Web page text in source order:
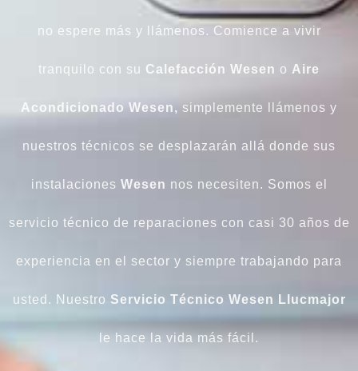
no espere más y llámenos. Comience a vivir
tranquilo con su Calefacción Wesen o Aire
Acondicionado Wesen, simplemente llámenos y
nuestros técnicos se desplazarán allá donde sus
instalaciones Wesen nos necesiten. Somos el
servicio técnico de reparaciones con casi 30 años de
experiencia en el sector y siempre trabajando para
usted. Nuestro Servicio Técnico Wesen Llucmajor
le hace la vida más fácil.